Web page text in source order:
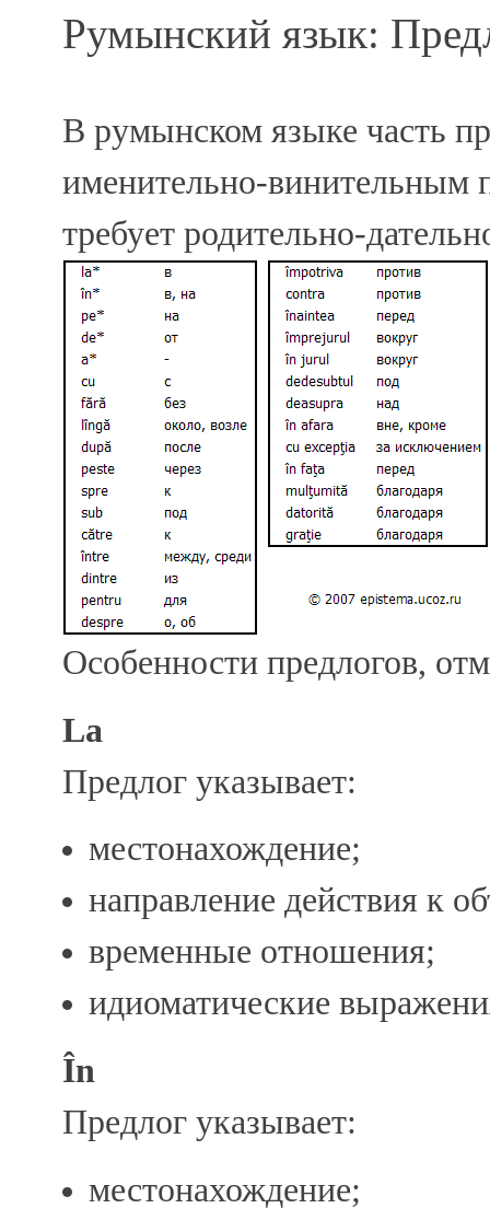
Румынский язык:
В румынском языке часть
именительно-винительным
требует родительно-
Особенности предлогов,
La
Предлог указывает:
местонахождение;
направление действия к
временные отношения;
идиоматические
În
Предлог указывает:
местонахождение;